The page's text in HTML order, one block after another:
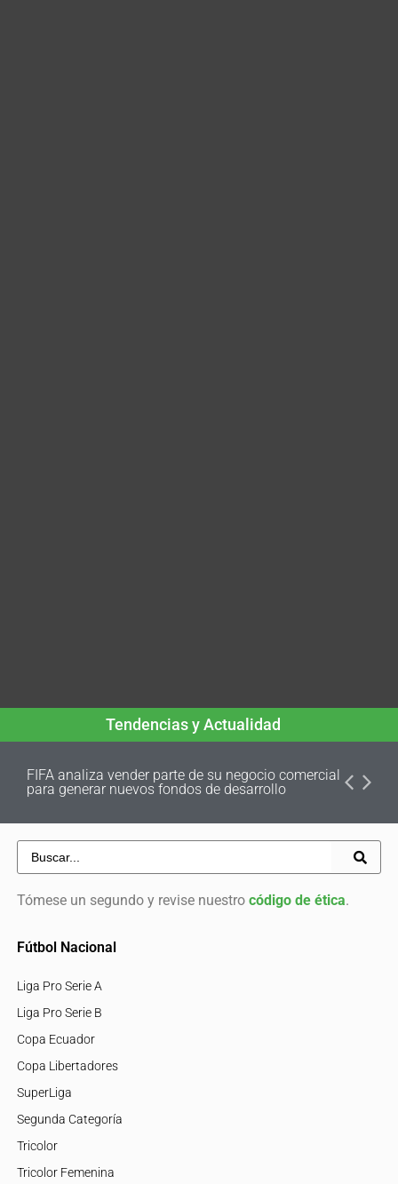
Tendencias y Actualidad
FIFA analiza vender parte de su negocio comercial
para generar nuevos fondos de desarrollo
Tómese un segundo y revise nuestro código de ética.
Fútbol Nacional
Liga Pro Serie A
Liga Pro Serie B
Copa Ecuador
Copa Libertadores
SuperLiga
Segunda Categoría
Tricolor
Tricolor Femenina